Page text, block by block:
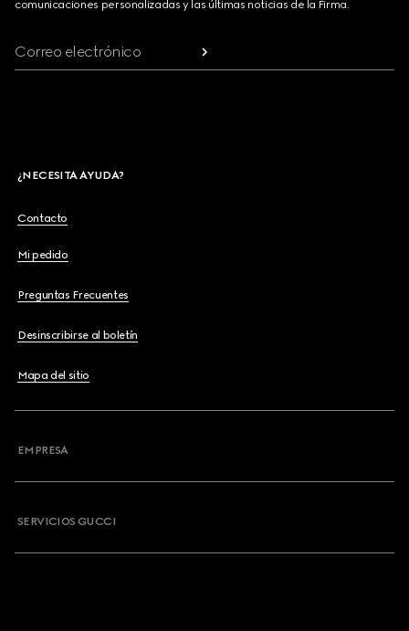
comunicaciones personalizadas y las últimas noticias de la Firma.
Correo electrónico
¿NECESITA AYUDA?
Contacto
Mi pedido
Preguntas Frecuentes
Desinscribirse al boletín
Mapa del sitio
EMPRESA
SERVICIOS GUCCI